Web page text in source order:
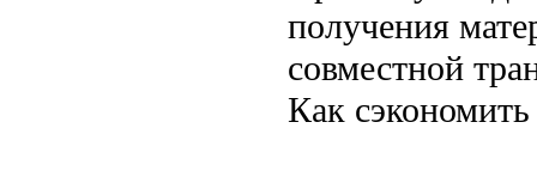
получения
совместной
Как